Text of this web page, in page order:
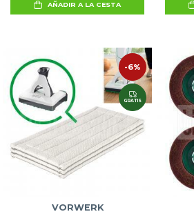
AÑADIR A LA CESTA
-6%
GRATIS
VORWERK